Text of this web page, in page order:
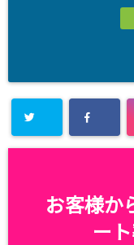
お客様か
ー